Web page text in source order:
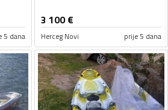
5 dana
3 100€
Herceg Novi prije 5 dana